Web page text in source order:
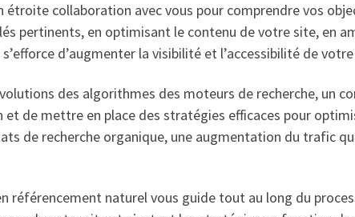
collaboration avec vous pour comprendre vos
pertinents, en optimisant le contenu de votre site, en
d’augmenter la visibilité et l’accessibilité de
des algorithmes des moteurs de recherche, un
de mettre en place des stratégies efficaces pour
de recherche organique, une augmentation du trafic
naturel vous guide tout au long du